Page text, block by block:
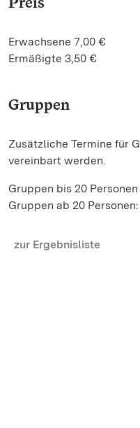
Erwachsene 7,00 €
Ermäßigte 3,50 €
Gruppen
Zusätzliche Termine für
vereinbart werden.
Gruppen bis 20
Gruppen ab 20
zur Ergebnisliste